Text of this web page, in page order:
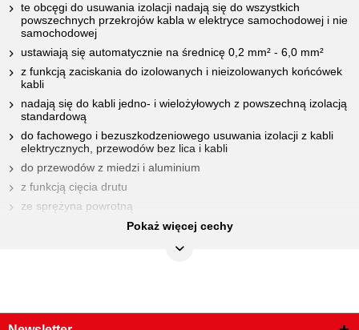
te obcęgi do usuwania izolacji nadają się do wszystkich
powszechnych przekrojów kabla w elektryce samochodowej i nie
samochodowej
ustawiają się automatycznie na średnicę 0,2 mm² - 6,0 mm²
z funkcją zaciskania do izolowanych i nieizolowanych końcówek
kabli
nadają się do kabli jedno- i wielożyłowych z powszechną izolacją
standardową
do fachowego i bezuszkodzeniowego usuwania izolacji z kabli
elektrycznych, przewodów bez lica i kabli
do przewodów z miedzi i aluminium
z funkcją cięcia drutu
ze sprężyna powrotną
sprawnie działająca mechanikaPokaż więcej cechy